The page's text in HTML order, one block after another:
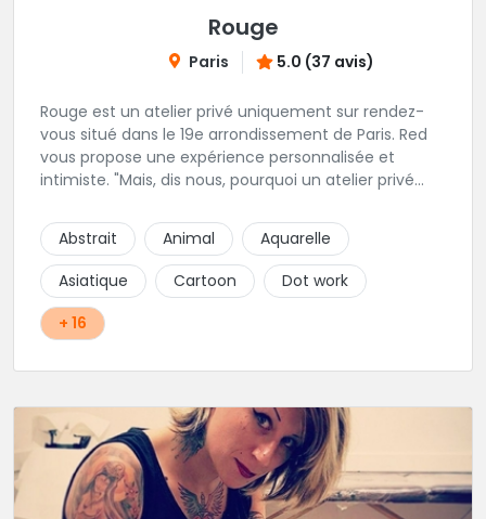
Rouge
Paris 5.0 (37 avis)
Rouge est un atelier privé uniquement sur rendez-
vous situé dans le 19e arrondissement de Paris. Red
vous propose une expérience personnalisée et
intimiste. "Mais, dis nous, pourquoi un atelier privé
qualité de service à tous les tatoué(e)s. L'intérêt est
de prendre son temps, faire les bons choix, et
toujours se donner à 1000 %. Sans oublier, une
hygiène irréprochable. La bonne humeur, l'échange,
le respect, faire un travail personnalisé et toujours de
qualité, sont les mots d'ordre dans cet atelier. " Si
Abstrait Animal
Aquarelle
Asiatique
Cartoon
Dot work
+ 16